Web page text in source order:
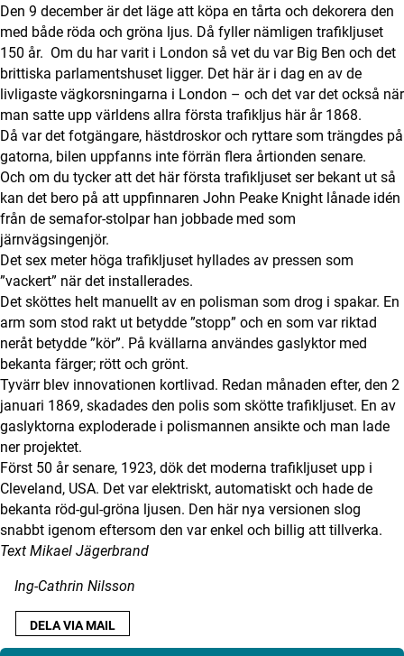
Nyhetsbrev
Det här är vi
Arbeta för oss
Den 9 december är det läge att köpa en tårta och dekorera den
med både röda och gröna ljus. Då fyller nämligen trafikljuset
150 år. Om du har varit i London så vet du var Big Ben och det
brittiska parlamentshuset ligger. Det här är i dag en av de
livligaste vägkorsningarna i London – och det var det också när
man satte upp världens allra första trafikljus här år 1868.
Då var det fotgängare, hästdroskor och ryttare som trängdes på
gatorna, bilen uppfanns inte förrän flera årtionden senare.
Och om du tycker att det här första trafikljuset ser bekant ut så
kan det bero på att uppfinnaren John Peake Knight lånade idén
från de semafor-stolpar han jobbade med som
järnvägsingenjör.
Det sex meter höga trafikljuset hyllades av pressen som
”vackert” när det installerades.
Det sköttes helt manuellt av en polisman som drog i spakar. En
arm som stod rakt ut betydde ”stopp” och en som var riktad
neråt betydde ”kör”. På kvällarna användes gaslyktor med
bekanta färger; rött och grönt.
Tyvärr blev innovationen kortlivad. Redan månaden efter, den 2
januari 1869, skadades den polis som skötte trafikljuset. En av
gaslyktorna exploderade i polismannen ansikte och man lade
ner projektet.
Först 50 år senare, 1923, dök det moderna trafikljuset upp i
Cleveland, USA. Det var elektriskt, automatiskt och hade de
bekanta röd-gul-gröna ljusen. Den här nya versionen slog
snabbt igenom eftersom den var enkel och billig att tillverka.
Text Mikael Jägerbrand
Ing-Cathrin Nilsson
DELA VIA MAIL